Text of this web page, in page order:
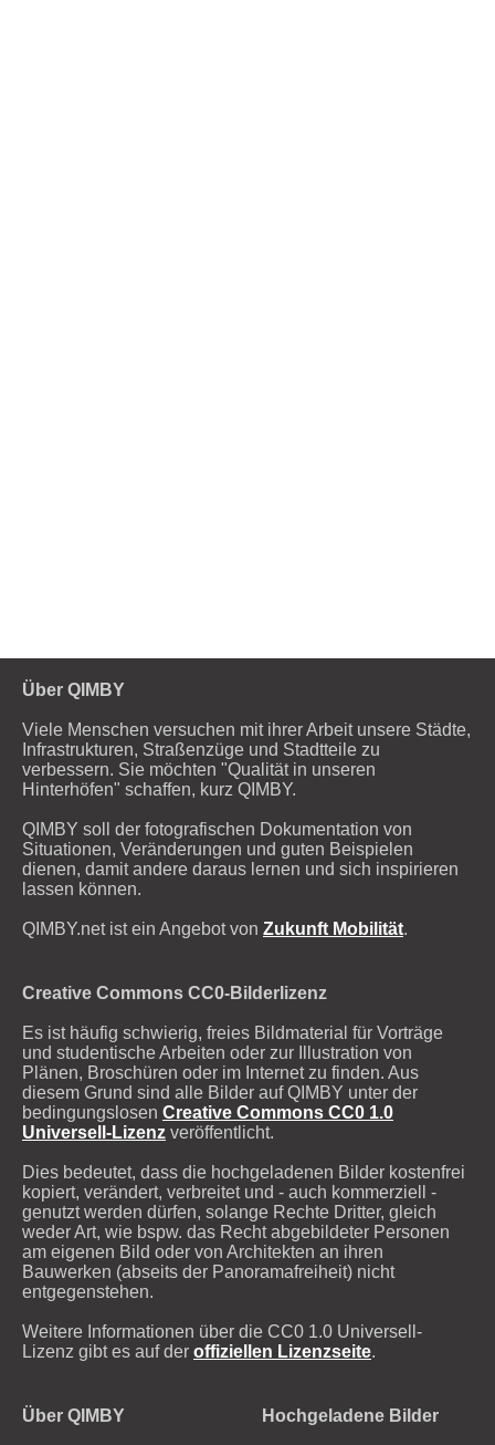
Über QIMBY
Viele Menschen versuchen mit ihrer Arbeit unsere Städte,
Infrastrukturen, Straßenzüge und Stadtteile zu
verbessern. Sie möchten "Qualität in unseren
Hinterhöfen" schaffen, kurz QIMBY.
QIMBY soll der fotografischen Dokumentation von
Situationen, Veränderungen und guten Beispielen
dienen, damit andere daraus lernen und sich inspirieren
lassen können.
QIMBY.net ist ein Angebot von Zukunft Mobilität.
Creative Commons CC0-Bilderlizenz
Es ist häufig schwierig, freies Bildmaterial für Vorträge
und studentische Arbeiten oder zur Illustration von
Plänen, Broschüren oder im Internet zu finden. Aus
diesem Grund sind alle Bilder auf QIMBY unter der
bedingungslosen Creative Commons CC0 1.0
Universell-Lizenz veröffentlicht.
Dies bedeutet, dass die hochgeladenen Bilder kostenfrei
kopiert, verändert, verbreitet und - auch kommerziell -
genutzt werden dürfen, solange Rechte Dritter, gleich
weder Art, wie bspw. das Recht abgebildeter Personen
am eigenen Bild oder von Architekten an ihren
Bauwerken (abseits der Panoramafreiheit) nicht
entgegenstehen.
Weitere Informationen über die CC0 1.0 Universell-
Lizenz gibt es auf der offiziellen Lizenzseite.
Über QIMBY Hochgeladene Bilder